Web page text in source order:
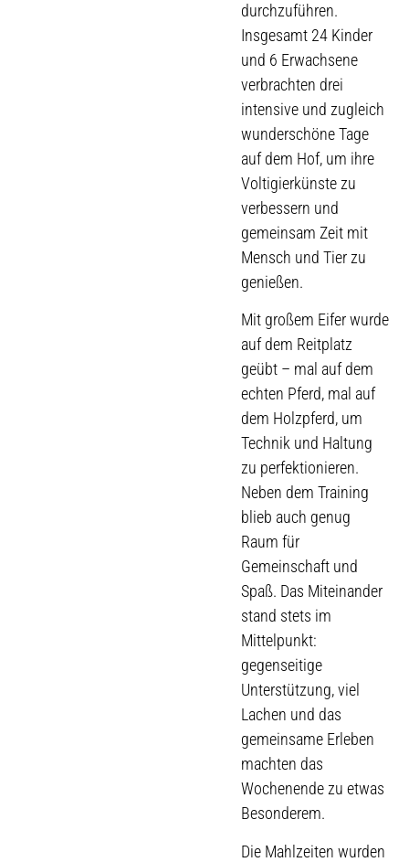
durchzuführen.
Insgesamt 24 Kinder
und 6 Erwachsene
verbrachten drei
intensive und zugleich
wunderschöne Tage
auf dem Hof, um ihre
Voltigierkünste zu
verbessern und
gemeinsam Zeit mit
Mensch und Tier zu
genießen.
Mit großem Eifer wurde
auf dem Reitplatz
geübt – mal auf dem
echten Pferd, mal auf
dem Holzpferd, um
Technik und Haltung
zu perfektionieren.
Neben dem Training
blieb auch genug
Raum für
Gemeinschaft und
Spaß. Das Miteinander
stand stets im
Mittelpunkt:
gegenseitige
Unterstützung, viel
Lachen und das
gemeinsame Erleben
machten das
Wochenende zu etwas
Besonderem.
Die Mahlzeiten wurden